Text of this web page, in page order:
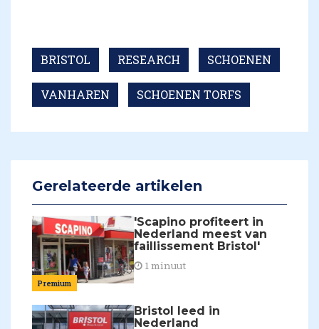
BRISTOL RESEARCH SCHOENEN
VANHAREN SCHOENEN TORFS
Gerelateerde artikelen
Premium
'Scapino profiteert in
Nederland meest van
faillissement Bristol'
1 minuut
Bristol leed in
Nederland